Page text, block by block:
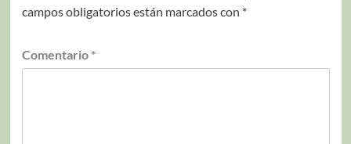
campos obligatorios están marcados con *
Comentario *